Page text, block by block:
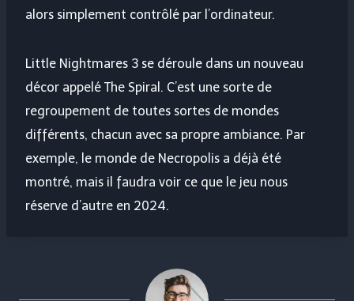
alors simplement contrôlé par l’ordinateur.
Little Nightmares 3 se déroule dans un nouveau
décor appelé The Spiral. C’est une sorte de
regroupement de toutes sortes de mondes
différents, chacun avec sa propre ambiance. Par
exemple, le monde de Necropolis a déjà été
montré, mais il faudra voir ce que le jeu nous
réserve d’autre en 2024.